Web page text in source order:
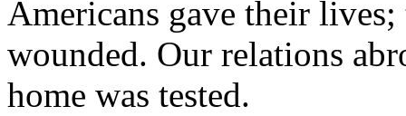
Americans gave their lives;
wounded. Our relations
home was tested.